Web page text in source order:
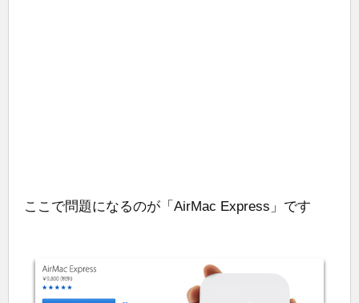
ここで問題になるのが「AirMac Express」です